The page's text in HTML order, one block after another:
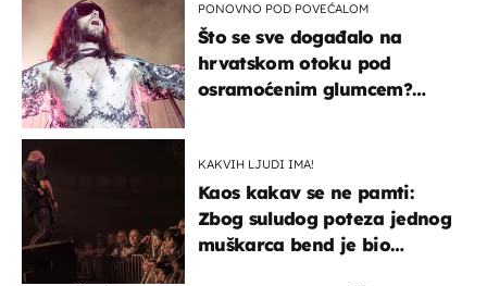
PONOVNO POD POVEĆALOM
Što se sve događalo na
hrvatskom otoku pod
osramoćenim glumcem?
KAKVIH LJUDI IMA!
Kaos kakav se ne pamti:
Zbog suludog poteza jednog
muškarca bend je bio